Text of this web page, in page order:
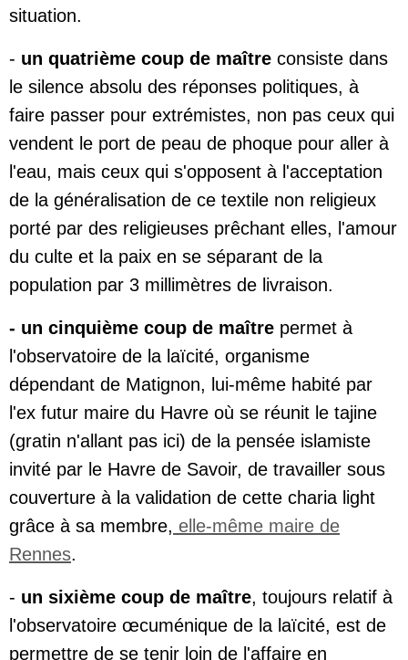
situation.
- un quatrième coup de maître consiste dans
le silence absolu des réponses politiques, à
faire passer pour extrémistes, non pas ceux qui
vendent le port de peau de phoque pour aller à
l'eau, mais ceux qui s'opposent à l'acceptation
de la généralisation de ce textile non religieux
porté par des religieuses prêchant elles, l'amour
du culte et la paix en se séparant de la
population par 3 millimètres de livraison.
- un cinquième coup de maître permet à
l'observatoire de la laïcité, organisme
dépendant de Matignon, lui-même habité par
l'ex futur maire du Havre où se réunit le tajine
(gratin n'allant pas ici) de la pensée islamiste
invité par le Havre de Savoir, de travailler sous
couverture à la validation de cette charia light
grâce à sa membre, elle-même maire de
Rennes.
- un sixième coup de maître, toujours relatif à
l'observatoire œcuménique de la laïcité, est de
permettre de se tenir loin de l'affaire en